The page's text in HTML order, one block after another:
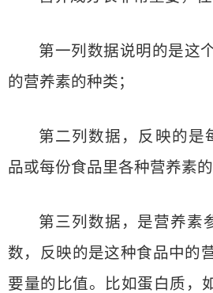
第一列数据说明的是这
的营养素的种类；
第二列数据，反映的是
品或每份食品里各种营养素的
第三列数据，是营养素
数，反映的是这种食品中的
要量的比值。比如蛋白质，